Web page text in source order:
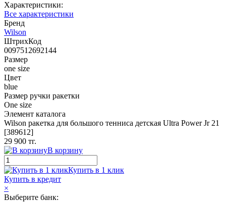
Характеристики:
Все характеристики
Бренд
Wilson
ШтрихКод
0097512692144
Размер
one size
Цвет
blue
Размер ручки ракетки
One size
Элемент каталога
Wilson ракетка для большого тенниса детская Ultra Power Jr 21
[389612]
29 900 тг.
В корзину
Купить в 1 клик
Купить в кредит
×
Выберите банк: